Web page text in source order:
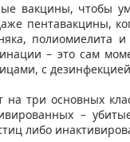
вакцины, чтобы
пентавакцины,
полиомиелита
– это сам
с дезинфекцией
на три основных
–
либо